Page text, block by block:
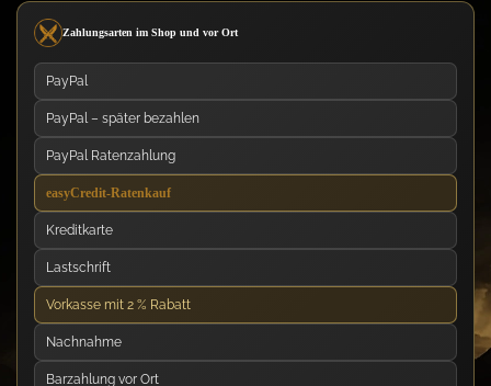
Zahlungsarten im Shop und vor Ort
PayPal
PayPal – später bezahlen
PayPal Ratenzahlung
easyCredit-Ratenkauf
Kreditkarte
Lastschrift
Vorkasse mit 2 % Rabatt
Nachnahme
Barzahlung vor Ort